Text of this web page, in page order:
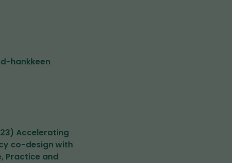
hankkeen
Accelerating
co-design with
Practice and